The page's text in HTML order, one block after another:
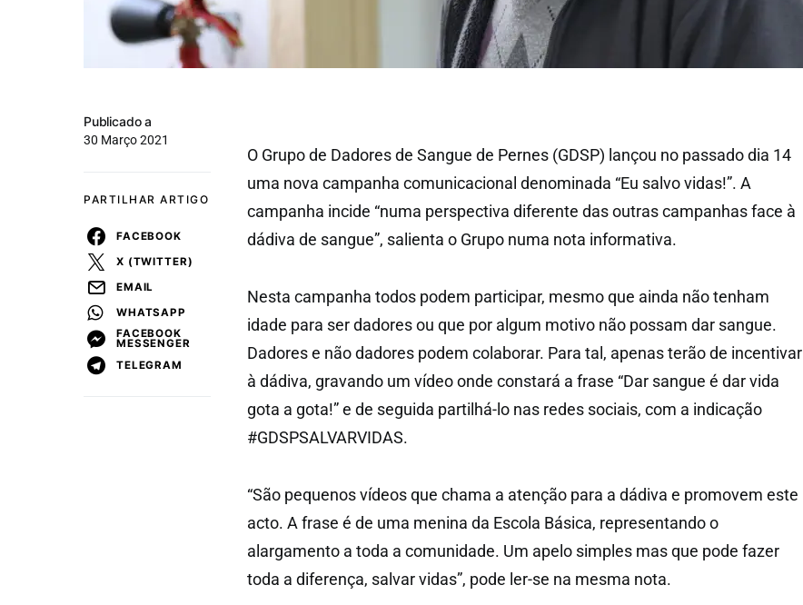
Publicado a
30 Março 2021
PARTILHAR ARTIGO
FACEBOOK
X (TWITTER)
EMAIL
WHATSAPP
FACEBOOK
MESSENGER
TELEGRAM
O Grupo de Dadores de Sangue de Pernes (GDSP) lançou no passado dia 14
uma nova campanha comunicacional denominada “Eu salvo vidas!”. A
campanha incide “numa perspectiva diferente das outras campanhas face à
dádiva de sangue”, salienta o Grupo numa nota informativa.
Nesta campanha todos podem participar, mesmo que ainda não tenham
idade para ser dadores ou que por algum motivo não possam dar sangue.
Dadores e não dadores podem colaborar. Para tal, apenas terão de incentivar
à dádiva, gravando um vídeo onde constará a frase “Dar sangue é dar vida
gota a gota!” e de seguida partilhá-lo nas redes sociais, com a indicação
#GDSPSALVARVIDAS.
“São pequenos vídeos que chama a atenção para a dádiva e promovem este
acto. A frase é de uma menina da Escola Básica, representando o
alargamento a toda a comunidade. Um apelo simples mas que pode fazer
toda a diferença, salvar vidas”, pode ler-se na mesma nota.